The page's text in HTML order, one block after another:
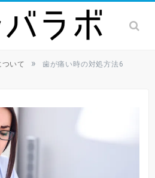
いて »
歯が痛い時の対処方法6